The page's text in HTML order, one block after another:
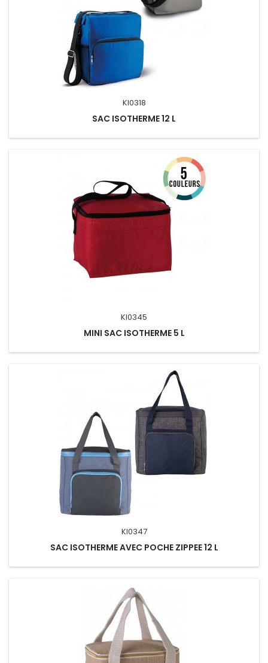
KI0318
SAC ISOTHERME 12 L
KI0345
MINI SAC ISOTHERME 5 L
KI0347
SAC ISOTHERME AVEC POCHE ZIPPEE 12 L